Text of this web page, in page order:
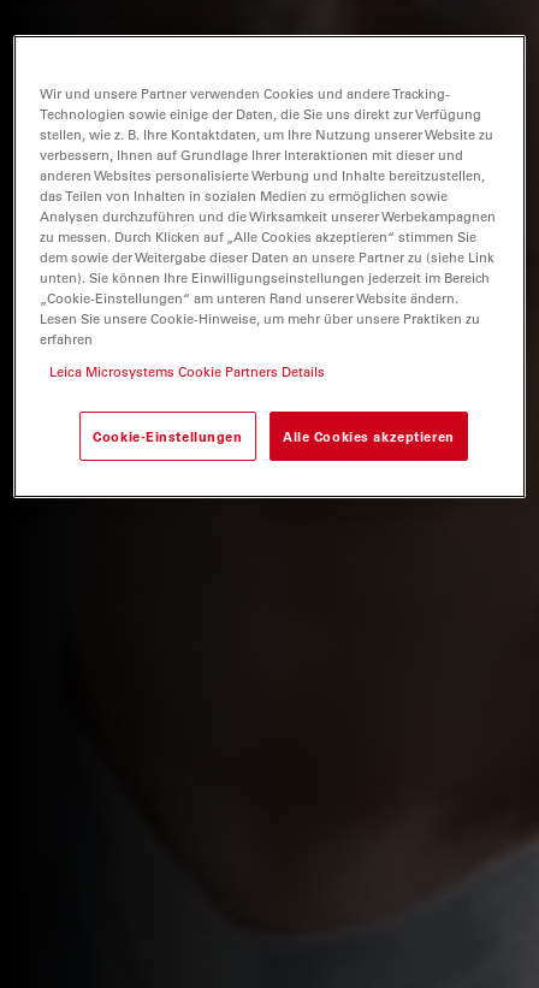
Wir und unsere Partner verwenden Cookies und andere Tracking-
Technologien sowie einige der Daten, die Sie uns direkt zur Verfügung
stellen, wie z. B. Ihre Kontaktdaten, um Ihre Nutzung unserer Website zu
verbessern, Ihnen auf Grundlage Ihrer Interaktionen mit dieser und
anderen Websites personalisierte Werbung und Inhalte bereitzustellen,
das Teilen von Inhalten in sozialen Medien zu ermöglichen sowie
Analysen durchzuführen und die Wirksamkeit unserer Werbekampagnen
zu messen. Durch Klicken auf „Alle Cookies akzeptieren“ stimmen Sie
dem sowie der Weitergabe dieser Daten an unsere Partner zu (siehe Link
unten). Sie können Ihre Einwilligungseinstellungen jederzeit im Bereich
„Cookie-Einstellungen“ am unteren Rand unserer Website ändern.
Lesen Sie unsere Cookie-Hinweise, um mehr über unsere Praktiken zu
erfahren
Leica Microsystems Cookie Partners Details
Cookie-Einstellungen Alle Cookies akzeptieren